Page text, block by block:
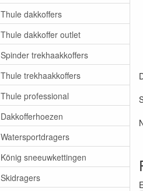
Thule dakkoffers
Thule dakkoffer outlet
Spinder trekhaakkoffers
Thule trekhaakkoffers
Thule professional
Dakkofferhoezen
Watersportdragers
König sneeuwkettingen
Skidragers